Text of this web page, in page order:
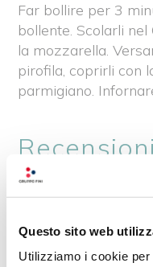
Questo sito web
Utilizziamo i cookie
Far bollire per 3
bollente. Scolarli
la mozzarella.
pirofila, coprirli con
parmigiano.
prodotto
0